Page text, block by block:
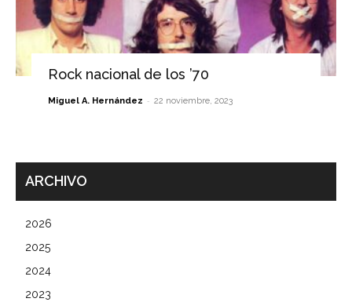
Rock nacional de los ’70
Miguel A. Hernández - 22 noviembre, 2023
ARCHIVO
2026
2025
2024
2023